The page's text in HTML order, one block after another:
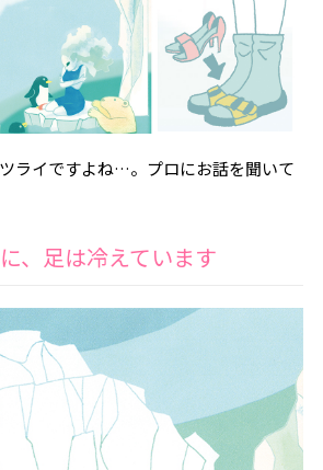
ライですよね…。プロにお話を聞いて
、足は冷えています